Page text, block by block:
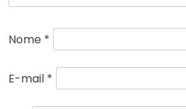
Nome *
E-mail *